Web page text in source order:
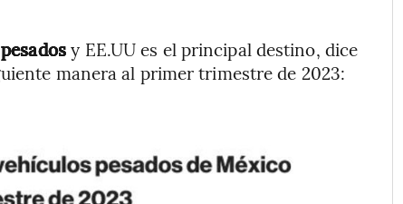
y EE.UU es el principal destino, dice
manera al primer trimestre de 2023: